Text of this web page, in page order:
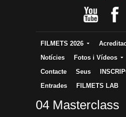
FILMETS 2026
Notícies
Fotos i Vídeos
Contacte
Seus
Entrades
FILMETS LAB
04 Masterclass